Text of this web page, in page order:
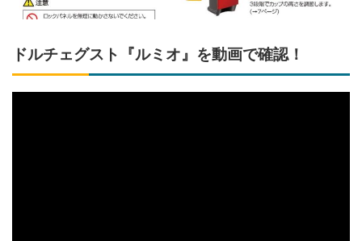
ドルチェグスト『ルミオ』を動画で確認！